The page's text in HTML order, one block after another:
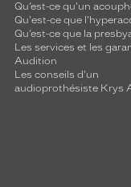
Qu’est-ce qu'un
Qu'est-ce que
Qu’est-ce que la
Les services et les
Audition
Les conseils d'un
audioprothésiste Krys